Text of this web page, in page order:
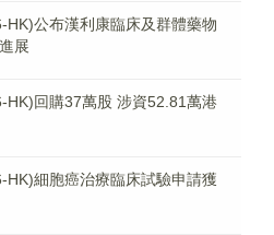
HK)公布漢利康臨床及群體藥物
展
HK)回購37萬股 涉資52.81萬港
HK)細胞癌治療臨床試驗申請獲